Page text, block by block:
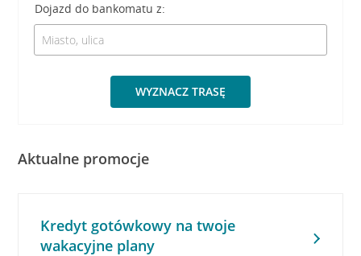
Dojazd do bankomatu z:
WYZNACZ TRASĘ
Aktualne promocje
Kredyt gotówkowy na twoje
wakacyjne plany